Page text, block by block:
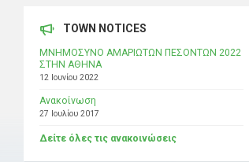
TOWN NOTICES
ΜΝΗΜΟΣΥΝΟ ΑΜΑΡΙΩΤΩΝ ΠΕΣΟΝΤΩΝ 2022
ΣΤΗΝ ΑΘΗΝΑ
12 Ιουνίου 2022
Ανακοίνωση
27 Ιουλίου 2017
Δείτε όλες τις ανακοινώσεις